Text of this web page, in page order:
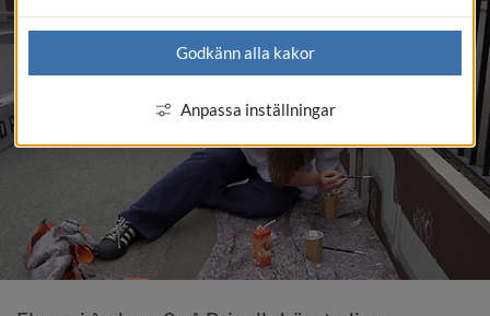
Godkänn alla kakor
Anpassa inställningar